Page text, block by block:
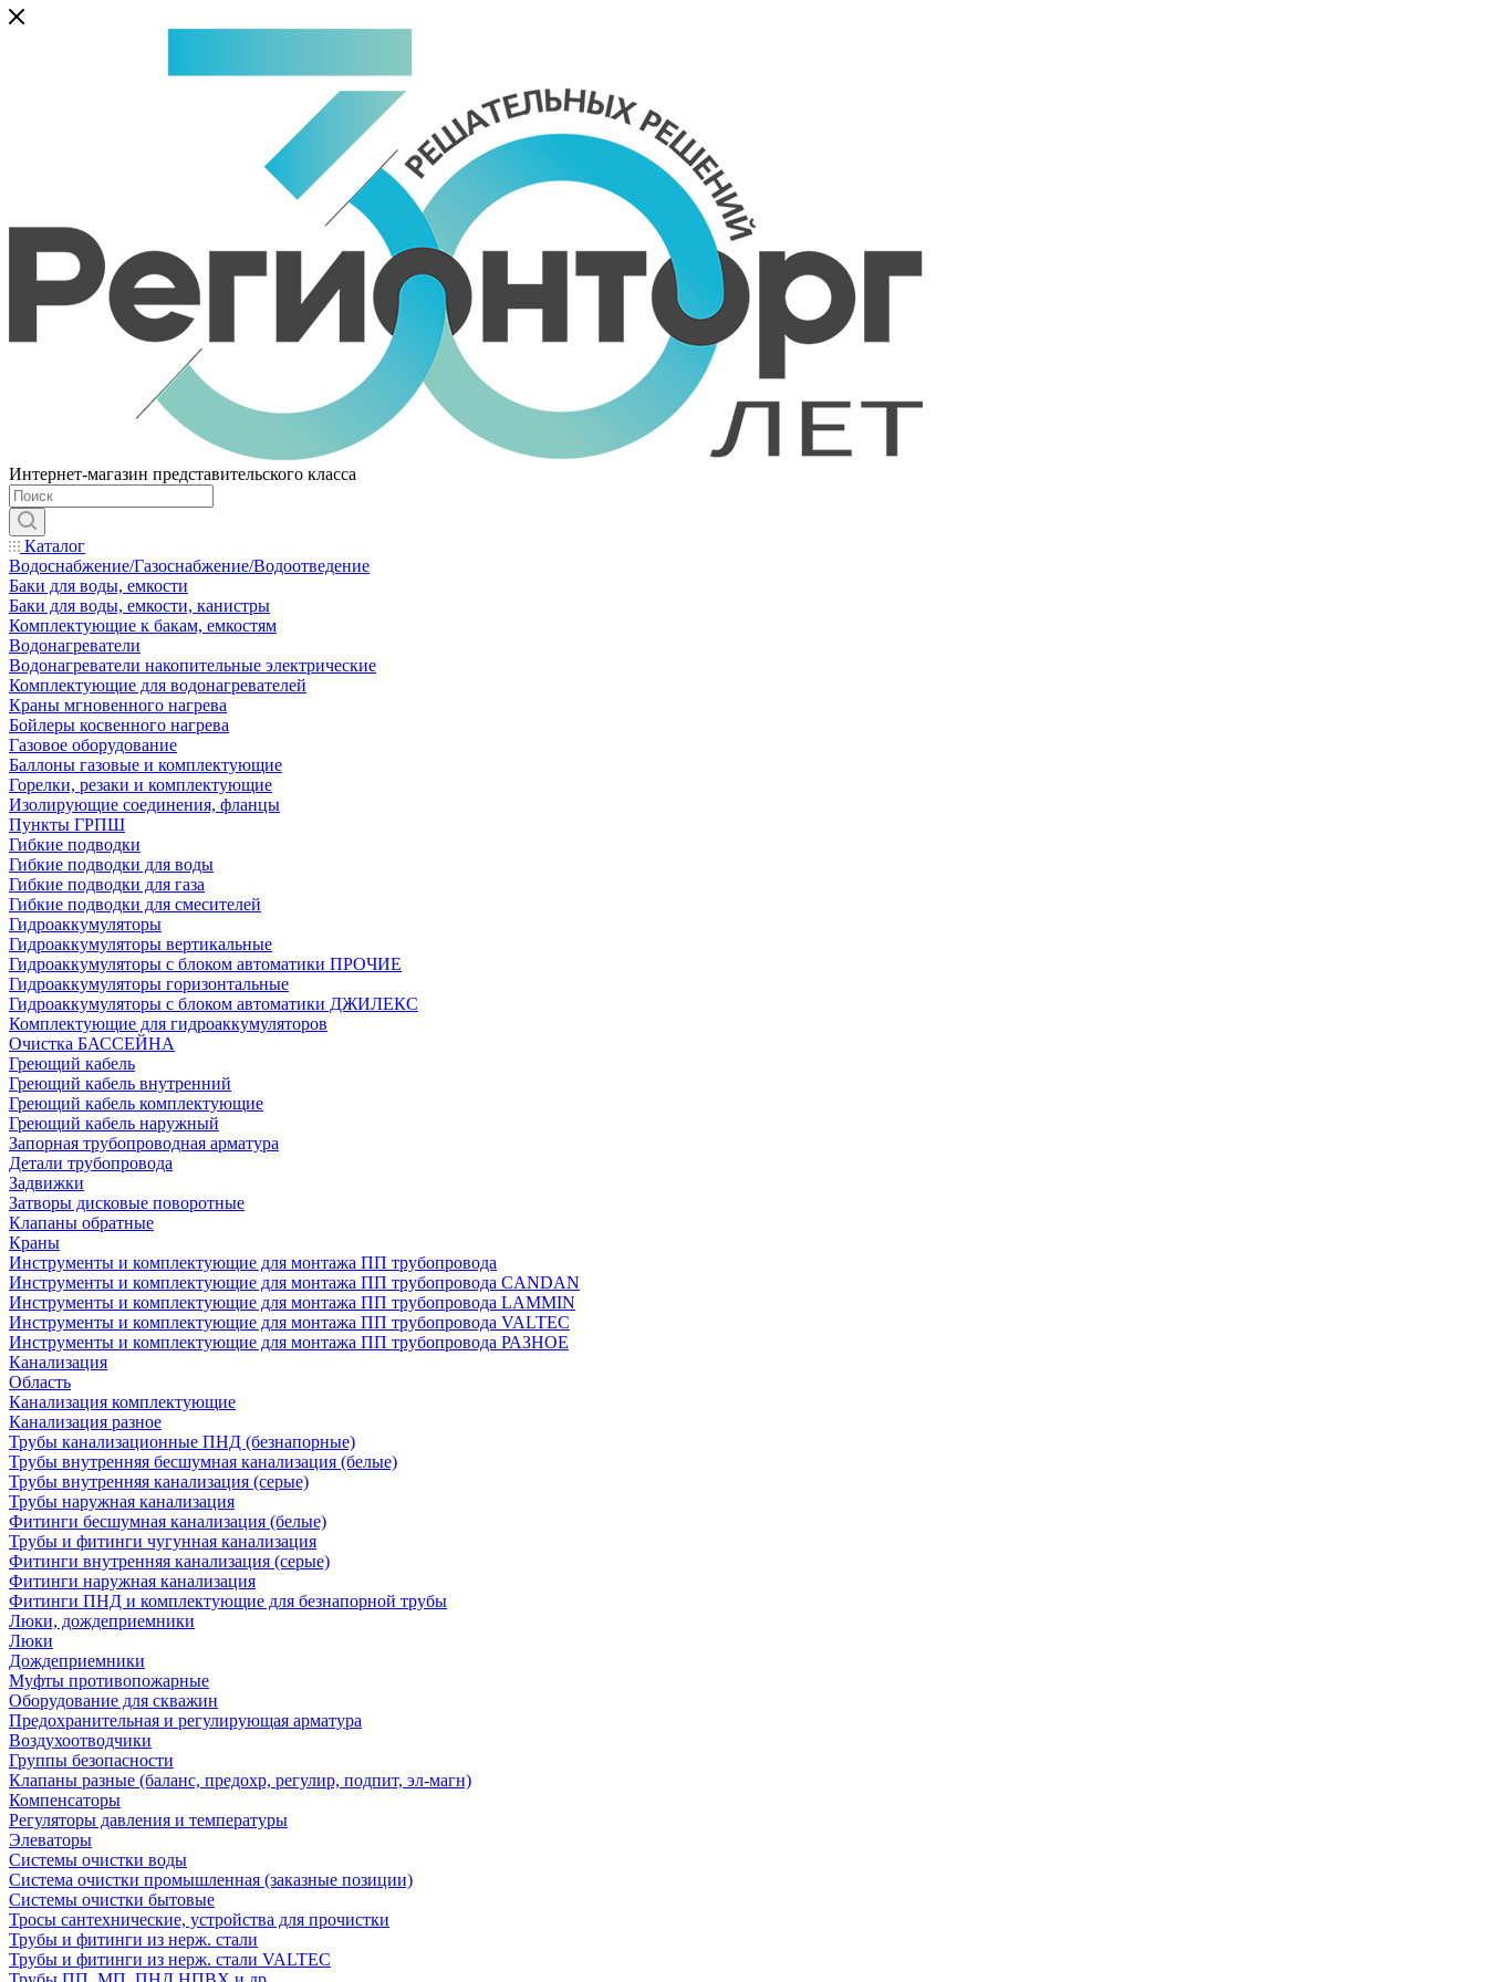
Интернет-магазин представительского класса
Каталог
Водоснабжение/Газоснабжение/Водоотведение
Баки для воды, емкости
Баки для воды, емкости, канистры
Комплектующие к бакам, емкостям
Водонагреватели
Водонагреватели накопительные электрические
Комплектующие для водонагревателей
Краны мгновенного нагрева
Бойлеры косвенного нагрева
Газовое оборудование
Баллоны газовые и комплектующие
Горелки, резаки и комплектующие
Изолирующие соединения, фланцы
Пункты ГРПШ
Гибкие подводки
Гибкие подводки для воды
Гибкие подводки для газа
Гибкие подводки для смесителей
Гидроаккумуляторы
Гидроаккумуляторы вертикальные
Гидроаккумуляторы с блоком автоматики ПРОЧИЕ
Гидроаккумуляторы горизонтальные
Гидроаккумуляторы с блоком автоматики ДЖИЛЕКС
Комплектующие для гидроаккумуляторов
Очистка БАССЕЙНА
Греющий кабель
Греющий кабель внутренний
Греющий кабель комплектующие
Греющий кабель наружный
Запорная трубопроводная арматура
Детали трубопровода
Задвижки
Затворы дисковые поворотные
Клапаны обратные
Краны
Инструменты и комплектующие для монтажа ПП трубопровода
Инструменты и комплектующие для монтажа ПП трубопровода CANDAN
Инструменты и комплектующие для монтажа ПП трубопровода LAMMIN
Инструменты и комплектующие для монтажа ПП трубопровода VALTEC
Инструменты и комплектующие для монтажа ПП трубопровода РАЗНОЕ
Канализация
Область
Канализация комплектующие
Канализация разное
Трубы канализационные ПНД (безнапорные)
Трубы внутренняя бесшумная канализация (белые)
Трубы внутренняя канализация (серые)
Трубы наружная канализация
Фитинги бесшумная канализация (белые)
Трубы и фитинги чугунная канализация
Фитинги внутренняя канализация (серые)
Фитинги наружная канализация
Фитинги ПНД и комплектующие для безнапорной трубы
Люки, дождеприемники
Люки
Дождеприемники
Муфты противопожарные
Оборудование для скважин
Предохранительная и регулирующая арматура
Воздухоотводчики
Группы безопасности
Клапаны разные (баланс, предохр, регулир, подпит, эл-магн)
Компенсаторы
Регуляторы давления и температуры
Элеваторы
Системы очистки воды
Система очистки промышленная (заказные позиции)
Системы очистки бытовые
Тросы сантехнические, устройства для прочистки
Трубы и фитинги из нерж. стали
Трубы и фитинги из нерж. стали VALTEC